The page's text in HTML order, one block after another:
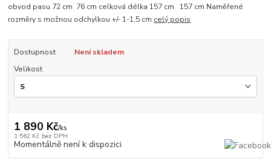
obvod pasu 72 cm 76 cm celková délka 157 cm 157 cm Naměřené
rozměry s možnou odchylkou +/- 1-1,5 cm celý popis
Dostupnost
Není skladem
Velikost
1 890 Kč/ks
1 562 Kč bez DPH
Momentálně není k dispozici